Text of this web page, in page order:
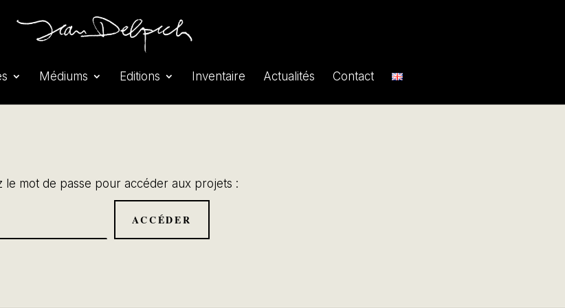
Médiums Editions Inventaire Actualités Contact
le mot de passe pour accéder aux projets :